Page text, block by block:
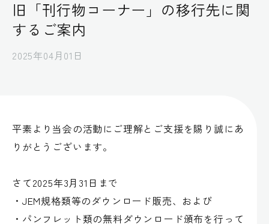
旧「刊行物コーナー」の移行先に関
するご案内
2025年04月01日
平素より当会の活動にご理解とご支援を賜り誠にあ
りがとうございます。
さて2025年3月31日まで
・JEM規格類等のダウンロード販売、および
・パンフレット類の無料ダウンロード頒布を行って